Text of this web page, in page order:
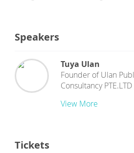
Speakers
Tuya Ulan
Founder of Ulan
Consultancy PTE.LTD
View More
Tickets